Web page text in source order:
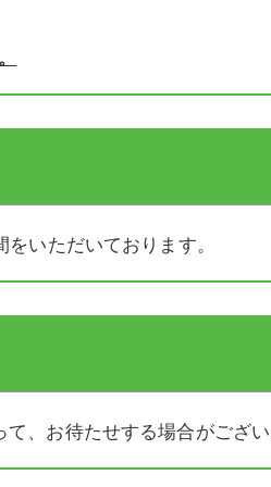
いただいております。
、お待たせする場合がござ